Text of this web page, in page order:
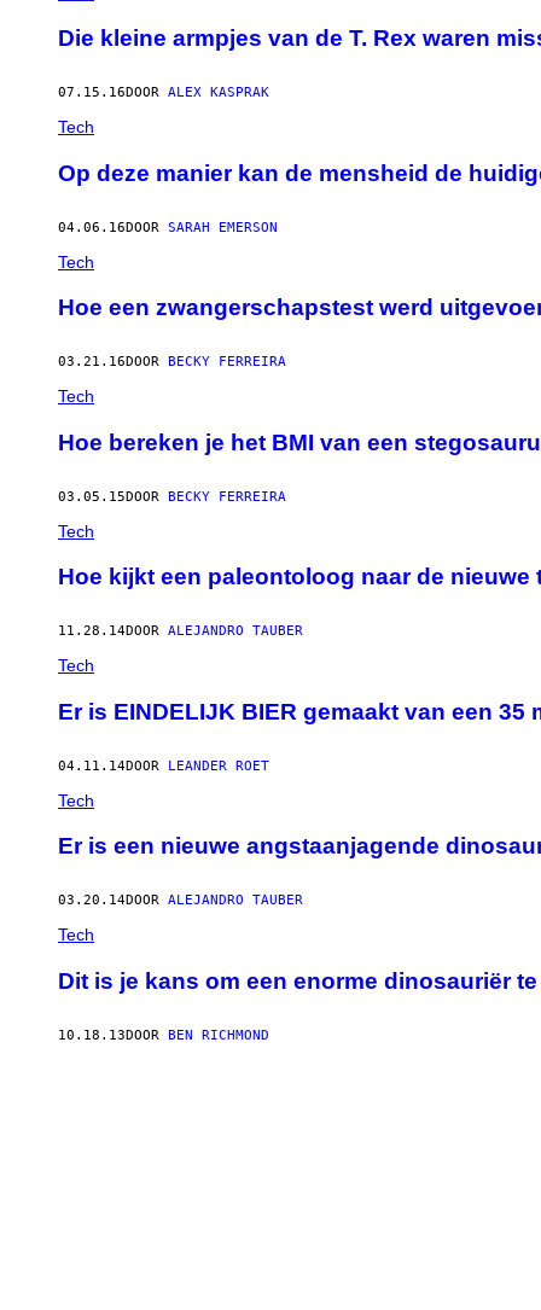
Die kleine armpjes van de T. Rex waren
07.15.16DOOR ALEX KASPRAK
Tech
Op deze manier kan de mensheid de
04.06.16DOOR SARAH EMERSON
Tech
Hoe een zwangerschapstest werd
03.21.16DOOR BECKY FERREIRA
Tech
Hoe bereken je het BMI van een
03.05.15DOOR BECKY FERREIRA
Tech
​Hoe kijkt een paleontoloog naar de
11.28.14DOOR ALEJANDRO TAUBER
Tech
Er is EINDELIJK BIER gemaakt van een
04.11.14DOOR LEANDER ROET
Tech
Er is een nieuwe angstaanjagende
03.20.14DOOR ALEJANDRO TAUBER
Tech
Dit is je kans om een enorme dinosauriër
10.18.13DOOR BEN RICHMOND